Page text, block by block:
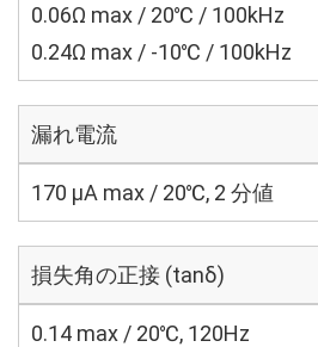
0.06Ω max / 20℃ / 100kHz
0.24Ω max / -10℃ / 100kHz
漏れ電流
170 μA max / 20℃, 2 分値
損失角の正接 (tanδ)
0.14 max / 20℃, 120Hz